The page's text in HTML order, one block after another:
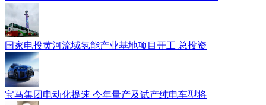
国家电投黄河流域氢能产业基地项目开工 总投资
宝马集团电动化提速 今年量产及试产纯电车型将